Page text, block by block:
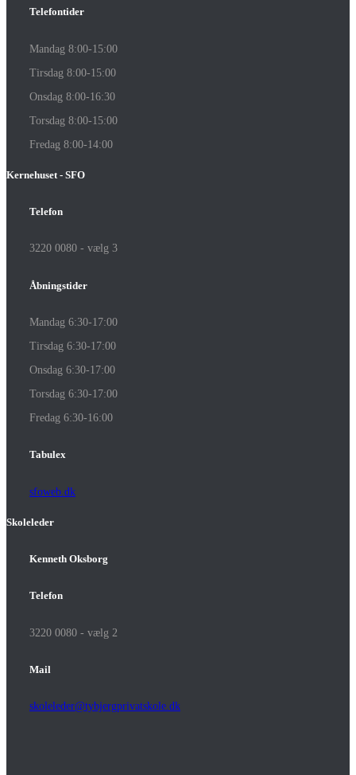
Telefontider
Mandag 8:00-15:00
Tirsdag 8:00-15:00
Onsdag 8:00-16:30
Torsdag 8:00-15:00
Fredag 8:00-14:00
Kernehuset - SFO
Telefon
3220 0080 - vælg 3
Åbningstider
Mandag 6:30-17:00
Tirsdag 6:30-17:00
Onsdag 6:30-17:00
Torsdag 6:30-17:00
Fredag 6:30-16:00
Tabulex
sfoweb.dk
Skoleleder
Kenneth Oksborg
Telefon
3220 0080 - vælg 2
Mail
skoleleder@tybjergprivatskole.dk